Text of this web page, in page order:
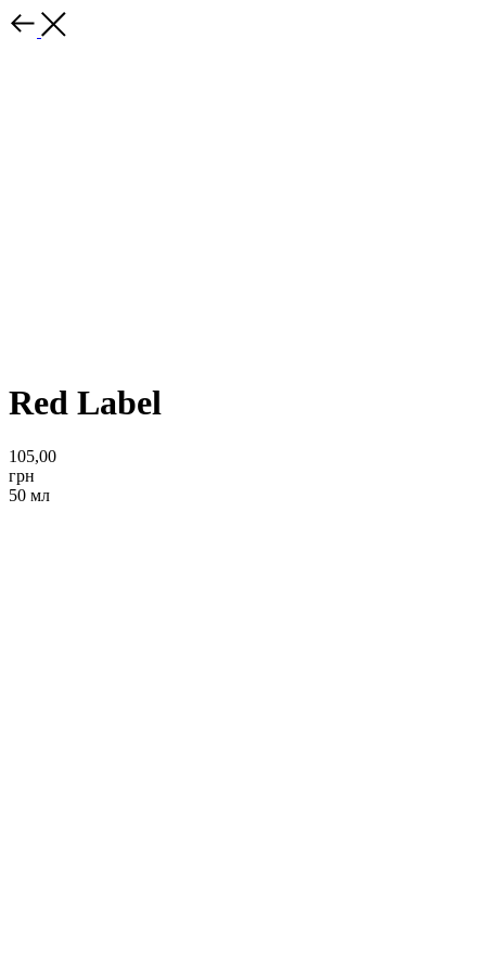
Red Label
105,00
грн
50 мл